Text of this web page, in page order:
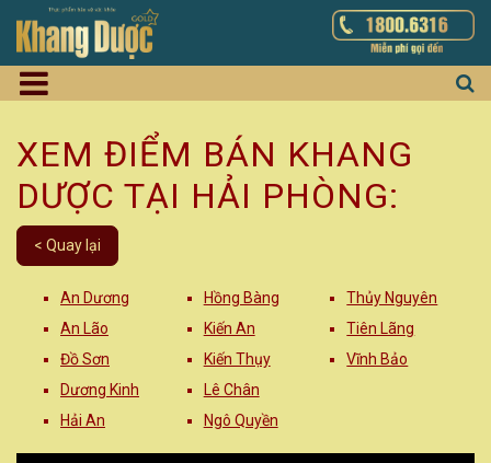
XEM ĐIỂM BÁN KHANG
DƯỢC TẠI HẢI PHÒNG:
< Quay lại
An Dương
An Lão
Đồ Sơn
Dương Kinh
Hải An
Hồng Bàng
Kiến An
Kiến Thụy
Lê Chân
Ngô Quyền
Thủy Nguyên
Tiên Lãng
Vĩnh Bảo